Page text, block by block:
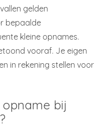
gelden
bepaalde
kleine opnames.
vooraf. Je eigen
in rekening stellen voor
bij